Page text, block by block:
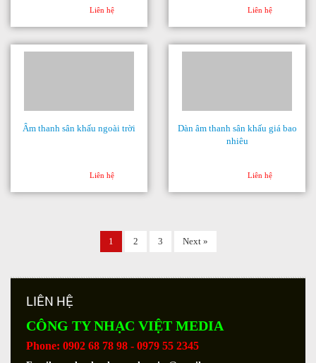
Liên hệ Liên hệ
Âm thanh sân khấu ngoài trời
Liên hệ
Dàn âm thanh sân khấu giá bao
nhiêu
Liên hệ
1 2 3 Next »
LIÊN HỆ
CÔNG TY NHẠC VIỆT MEDIA
Phone: 0902 68 78 98 - 0979 55 2345